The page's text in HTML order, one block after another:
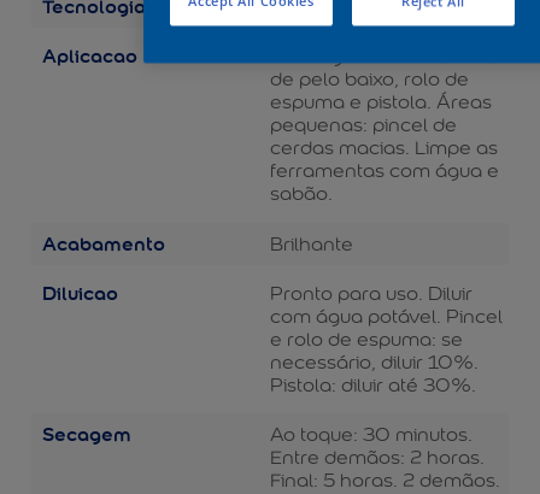
Balance
Aplicacao
de pelo baixo, rolo de
espuma e pistola. Áreas
pequenas: pincel de
cerdas macias. Limpe as
ferramentas com água e
sabão.
Acabamento Brilhante
Diluicao
Pronto para uso. Diluir
com água potável. Pincel
e rolo de espuma: se
necessário, diluir 10%.
Pistola: diluir até 30%.
Secagem
Ao toque: 30 minutos.
Entre demãos: 2 horas.
Final: 5 horas. 2 demãos.